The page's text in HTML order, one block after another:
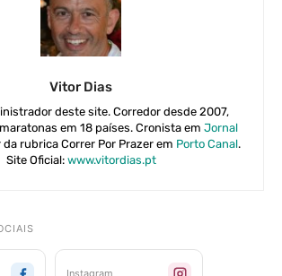
Vitor Dias
deste site. Corredor desde 2007,
em 18 países. Cronista em Jornal
da rubrica Correr Por Prazer em Porto Canal.
Site Oficial: www.vitordias.pt
Instagram